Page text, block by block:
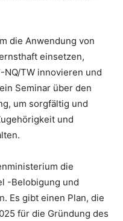
die Anwendung von
einsetzen,
NQ/TW innovieren und
Seminar über den
um sorgfältig und
und
die
-Belobigung und
Es gibt einen Plan, die
für die Gründung des